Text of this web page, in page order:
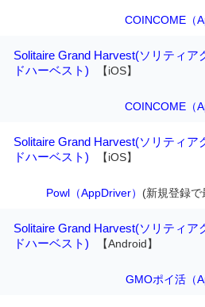
COINCOME（
Solitaire Grand Harvest(ソリティア
ドハーベスト)
【iOS】
COINCOME（
Solitaire Grand Harvest(ソリティア
ドハーベスト)
【iOS】
Powl（AppDriver） (新規登録
Solitaire Grand Harvest(ソリティア
ドハーベスト)
【Android】
GMOポイ活（